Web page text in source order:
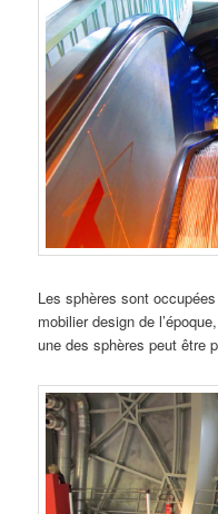
Les sphères sont
mobilier design de
une des sphères peut être